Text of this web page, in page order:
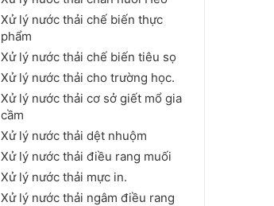
Xử lý nước thải chế biến thực
phẩm
Xử lý nước thải chế biến tiêu sọ
Xử lý nước thải cho trường học.
Xử lý nước thải cơ sở giết mổ gia
cầm
Xử lý nước thải dệt nhuộm
Xử lý nước thải điều rang muối
Xử lý nước thải mực in.
Xử lý nước thải ngâm điều rang